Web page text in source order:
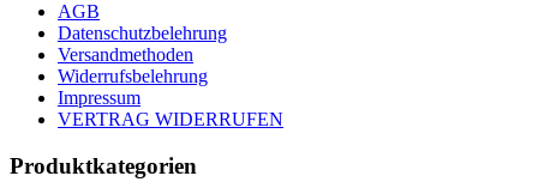
AGB
Datenschutzbelehrung
Versandmethoden
Widerrufsbelehrung
Impressum
VERTRAG WIDERRUFEN
Produktkategorien